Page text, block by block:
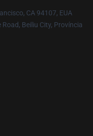
CA 94107, EUA
Beiliu City, Província